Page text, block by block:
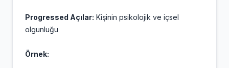
Progressed Açılar: Kişinin psikolojik ve içsel
olgunluğu
Örnek: